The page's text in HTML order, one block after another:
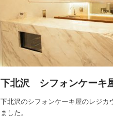
下北沢 シフォンケーキ
下北沢のシフォンケーキ屋のレジカ
ました。